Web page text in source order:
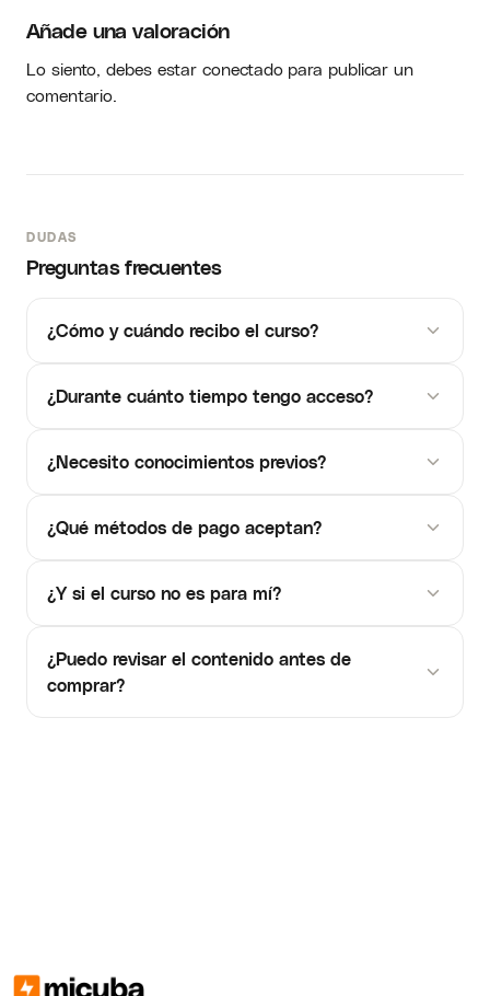
Añade una valoración
Lo siento, debes estarconectadopara publicar un
comentario.
DUDAS
Preguntas frecuentes
¿Cómo y cuándo recibo el curso?
¿Durante cuánto tiempo tengo acceso?
¿Necesito conocimientos previos?
¿Qué métodos de pago aceptan?
¿Y si el curso no es para mí?
¿Puedo revisar el contenido antes de
comprar?